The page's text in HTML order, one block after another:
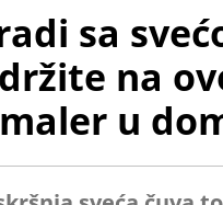
sa
na
u